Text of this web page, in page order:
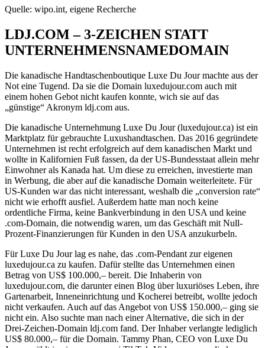
Quelle: wipo.int, eigene Recherche
LDJ.COM – 3-ZEICHEN STATT
UNTERNEHMENSNAMEDOMAIN
Die kanadische Handtaschenboutique Luxe Du Jour machte aus der
Not eine Tugend. Da sie die Domain luxedujour.com auch mit
einem hohen Gebot nicht kaufen konnte, wich sie auf das
„günstige“ Akronym ldj.com aus.
Die kanadische Unternehmung Luxe Du Jour (luxedujour.ca) ist ein
Marktplatz für gebrauchte Luxushandtaschen. Das 2016 gegründete
Unternehmen ist recht erfolgreich auf dem kanadischen Markt und
wollte in Kalifornien Fuß fassen, da der US-Bundesstaat allein mehr
Einwohner als Kanada hat. Um diese zu erreichen, investierte man
in Werbung, die aber auf die kanadische Domain weiterleitete. Für
US-Kunden war das nicht interessant, weshalb die „conversion rate“
nicht wie erhofft ausfiel. Außerdem hatte man noch keine
ordentliche Firma, keine Bankverbindung in den USA und keine
.com-Domain, die notwendig waren, um das Geschäft mit Null-
Prozent-Finanzierungen für Kunden in den USA anzukurbeln.
Für Luxe Du Jour lag es nahe, das .com-Pendant zur eigenen
luxedujour.ca zu kaufen. Dafür stellte das Unternehmen einen
Betrag von US$ 100.000,– bereit. Die Inhaberin von
luxedujour.com, die darunter einen Blog über luxuriöses Leben, ihre
Gartenarbeit, Inneneinrichtung und Kocherei betreibt, wollte jedoch
nicht verkaufen. Auch auf das Angebot von US$ 150.000,– ging sie
nicht ein. Also suchte man nach einer Alternative, die sich in der
Drei-Zeichen-Domain ldj.com fand. Der Inhaber verlangte lediglich
US$ 80.000,– für die Domain. Tammy Phan, CEO von Luxe Du